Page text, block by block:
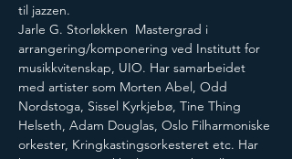
til jazzen.
Jarle G. Storløkken  Mastergrad i
arrangering/komponering ved Institutt for
musikkvitenskap, UIO. Har samarbeidet
med artister som Morten Abel, Odd
Nordstoga, Sissel Kyrkjebø, Tine Thing
Helseth, Adam Douglas, Oslo Filharmoniske
orkester, Kringkastingsorkesteret etc. Har